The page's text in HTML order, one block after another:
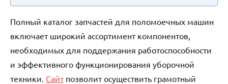
Полный каталог запчастей для поломоечных машин
включает широкий ассортимент компонентов,
необходимых для поддержания работоспособности
и эффективного функционирования уборочной
техники. Сайтпозволит осуществить грамотный